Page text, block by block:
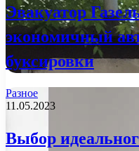
Эвакуатор
экономичный
буксировки
Разное
11.05.2023
Выбор